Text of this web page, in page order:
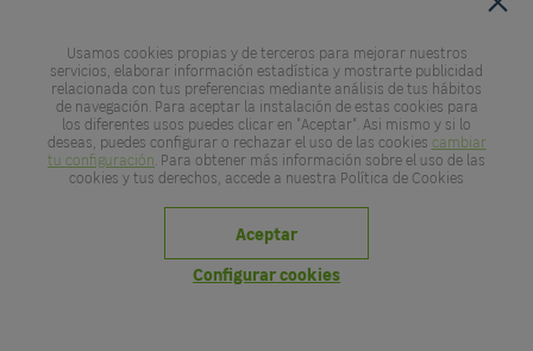
Leroy Merlin
Empresa
Empleo
Noticias
APP LEROY MERLIN
Usamos cookies propias y de terceros para mejorar nuestros
servicios, elaborar información estadística y mostrarte publicidad
relacionada con tus preferencias mediante análisis de tus hábitos
de navegación. Para aceptar la instalación de estas cookies para
los diferentes usos puedes clicar en "Aceptar". Asi mismo y si lo
deseas, puedes configurar o rechazar el uso de las cookies cambiar
tu configuración . Para obtener más información sobre el uso de las
cookies y tus derechos, accede a nuestra Política de Cookies
Aceptar
Configurar cookies